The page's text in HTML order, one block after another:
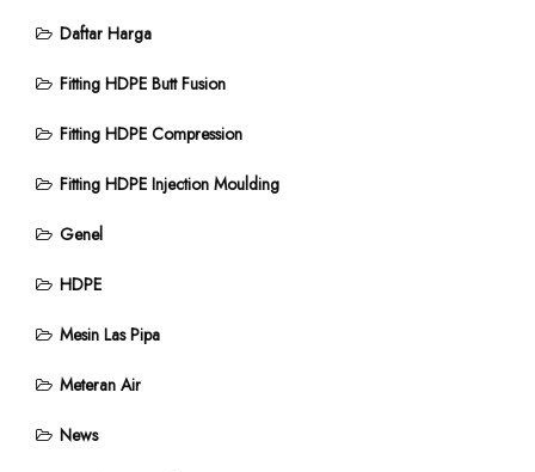
Daftar Harga
Fitting HDPE Butt Fusion
Fitting HDPE Compression
Fitting HDPE Injection Moulding
Genel
HDPE
Mesin Las Pipa
Meteran Air
News